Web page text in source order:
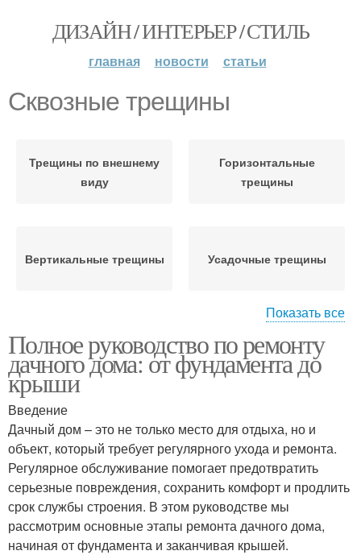
ДИЗАЙН / ИНТЕРЬЕР / СТИЛЬ
главная новости статьи
Сквозные трещины
Трещины по внешнему
виду
Горизонтальные
трещины
Вертикальные трещины Усадочные трещины
трещины
Показать все
Полное руководство по ремонту
дачного дома: от фундамента до
крыши
Введение
Дачный дом – это не только место для отдыха, но и
объект, который требует регулярного ухода и ремонта.
Регулярное обслуживание помогает предотвратить
серьезные повреждения, сохранить комфорт и продлить
срок службы строения. В этом руководстве мы
рассмотрим основные этапы ремонта дачного дома,
начиная от фундамента и заканчивая крышей.